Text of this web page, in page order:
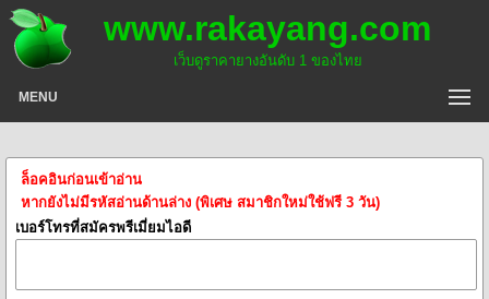
www.rakayang.com
เว็บดูราคายางอันดับ 1 ของไทย
MENU
ล็อคอินก่อนเข้าอ่าน
หากยังไม่มีรหัสอ่านด้านล่าง (พิเศษ สมาชิกใหม่ใช้ฟรี 3 วัน)
เบอร์โทรที่สมัครพรีเมี่ยมไอดี